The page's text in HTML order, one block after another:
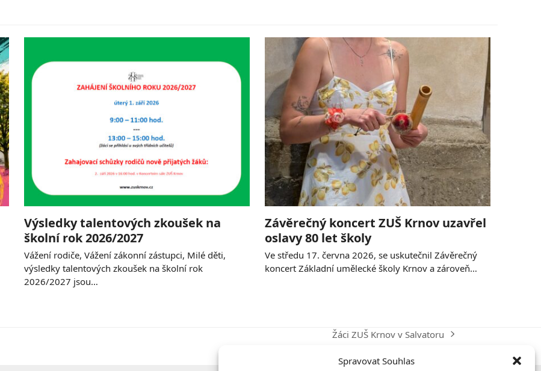
Spravovat Souhlas
Výsledky talentových zkoušek na
školní rok 2026/2027
Vážení rodiče, Vážení zákonní zástupci, Milé děti,
výsledky talentových zkoušek na školní rok
2026/2027 jsou…
Závěrečný koncert ZUŠ Krnov uzavřel
oslavy 80 let školy
Ve středu 17. června 2026, se uskutečnil Závěrečný
koncert Základní umělecké školy Krnov a zároveň…
next
Žáci ZUŠ Krnov v Salvatoru